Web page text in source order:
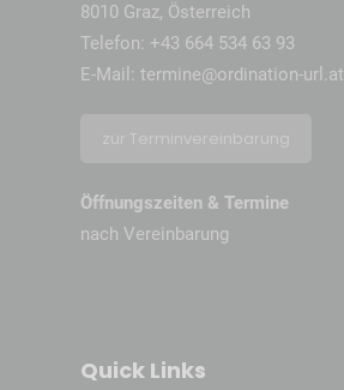
8010 Graz, Österreich
Telefon: +43 664 534 63 93
E-Mail: termine@ordination-url.at
zur Terminvereinbarung
Öffnungszeiten & Termine
nach Vereinbarung
Quick Links